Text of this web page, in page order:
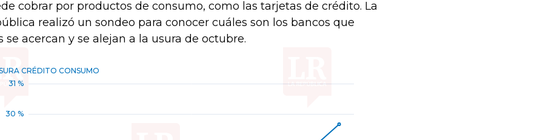
cobrar por productos de consumo, como las tarjetas de crédito. La
realizó un sondeo para conocer cuáles son los bancos que
se acercan y se alejan a la usura de octubre.